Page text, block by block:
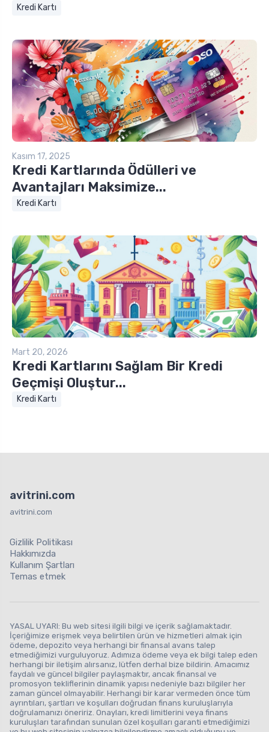
Kredi Kartı
Kasım 17, 2025
Kredi Kartlarında Ödülleri ve
Avantajları Maksimize...
Kredi Kartı
Mart 20, 2026
Kredi Kartlarını Sağlam Bir Kredi
Geçmişi Oluştur...
Kredi Kartı
avitrini.com
avitrini.com
Gizlilik Politikası
Hakkımızda
Kullanım Şartları
Temas etmek
YASAL UYARI: Bu web sitesi ilgili bilgi ve içerik sağlamaktadır.
İçeriğimize erişmek veya belirtilen ürün ve hizmetleri almak için
ödeme, depozito veya herhangi bir finansal avans talep
etmediğimizi vurguluyoruz. Adımıza ödeme veya ek bilgi talep eden
herhangi bir iletişim alırsanız, lütfen derhal bize bildirin. Amacımız
faydalı ve güncel bilgiler paylaşmaktır, ancak finansal ve
promosyon tekliflerinin dinamik yapısı nedeniyle bazı bilgiler her
zaman güncel olmayabilir. Herhangi bir karar vermeden önce tüm
ayrıntıları, şartları ve koşulları doğrudan finans kuruluşlarıyla
doğrulamanızı öneririz. Onayları, kredi limitlerini veya finans
kuruluşları tarafından sunulan özel koşulları garanti etmediğimizi